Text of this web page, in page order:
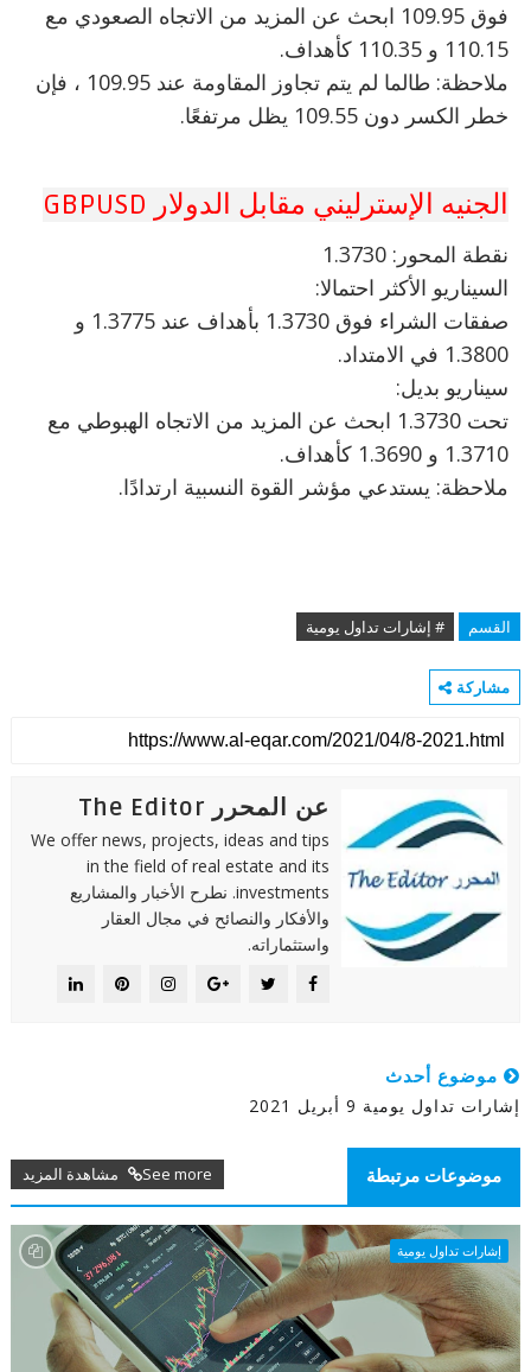
فوق 109.95 ابحث عن المزيد من الاتجاه الصعودي مع
110.15 و 110.35 كأهداف.
ملاحظة: طالما لم يتم تجاوز المقاومة عند 109.95 ، فإن
خطر الكسر دون 109.55 يظل مرتفعًا.
الجنيه الإسترليني مقابل الدولار GBPUSD
نقطة المحور: 1.3730
السيناريو الأكثر احتمالا:
صفقات الشراء فوق 1.3730 بأهداف عند 1.3775 و
1.3800 في الامتداد.
سيناريو بديل:
تحت 1.3730 ابحث عن المزيد من الاتجاه الهبوطي مع
1.3710 و 1.3690 كأهداف.
ملاحظة: يستدعي مؤشر القوة النسبية ارتدادًا.
القسم # إشارات تداول يومية
مشاركة
عن المحرر The Editor
We offer news, projects, ideas and tips
in the field of real estate and its
investments. نطرح الأخبار والمشاريع
والأفكار والنصائح في مجال العقار
واستثماراته.
موضوع أحدث
إشارات تداول يومية 9 أبريل 2021
موضوعات مرتبطة See more مشاهدة المزيد
إشارات تداول يومية